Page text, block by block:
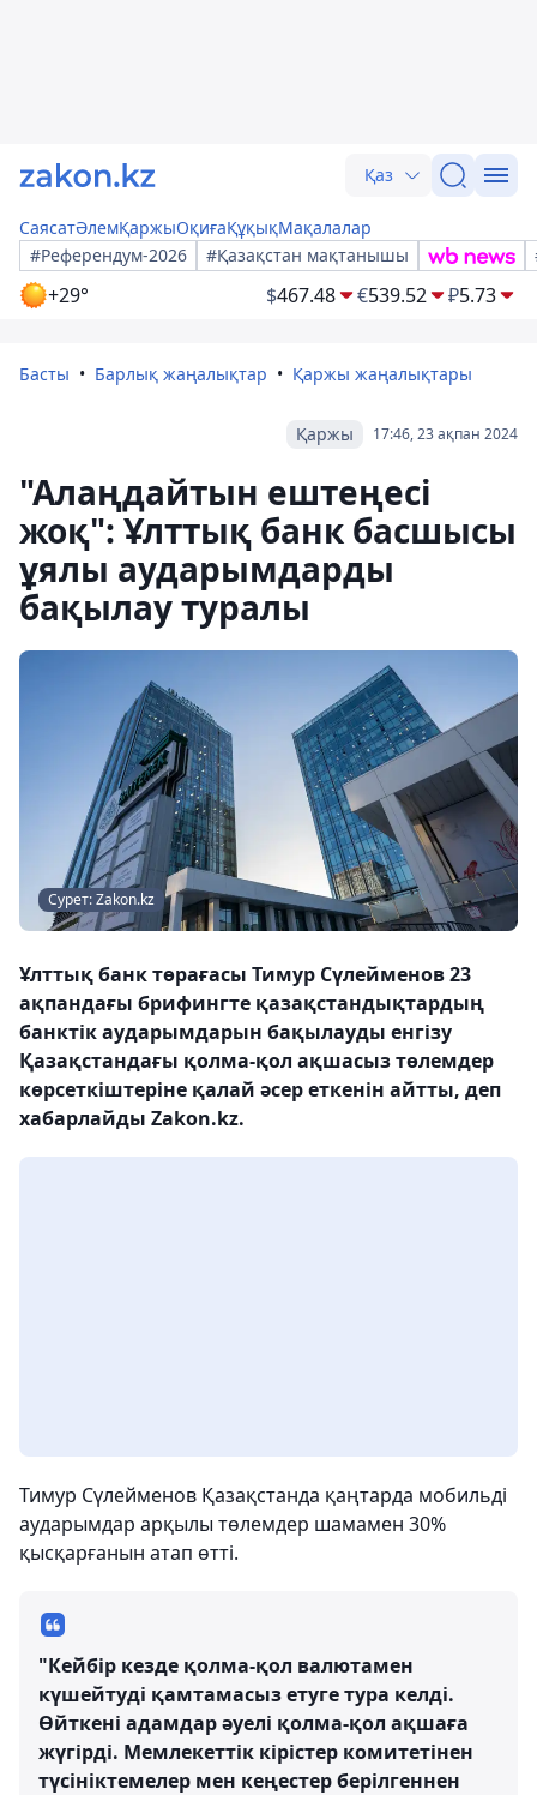
Қаз
СаясатӘлемҚаржыОқиғаҚұқықМақалалар
#Референдум-2026
#Қазақстан мақтанышы
+29° $467.48 €539.52 ₽5.73
Басты Барлық жаңалықтар Қаржы жаңалықтары
17:46, 23 ақпан 2024
Қаржы
"Алаңдайтын ештеңесі
жоқ": Ұлттық банк басшысы
ұялы аударымдарды
бақылау туралы
Сурет: Zakon.kz
Ұлттық банк төрағасы Тимур Сүлейменов 23
ақпандағы брифингте қазақстандықтардың
банктік аударымдарын бақылауды енгізу
Қазақстандағы қолма-қол ақшасыз төлемдер
көрсеткіштеріне қалай әсер еткенін айтты, деп
хабарлайды Zakon.kz.
Тимур Сүлейменов Қазақстанда қаңтарда мобильді
аударымдар арқылы төлемдер шамамен 30%
қысқарғанын атап өтті.
"Кейбір кезде қолма-қол валютамен
күшейтуді қамтамасыз етуге тура келді.
Өйткені адамдар әуелі қолма-қол ақшаға
жүгірді. Мемлекеттік кірістер комитетінен
түсініктемелер мен кеңестер берілгеннен